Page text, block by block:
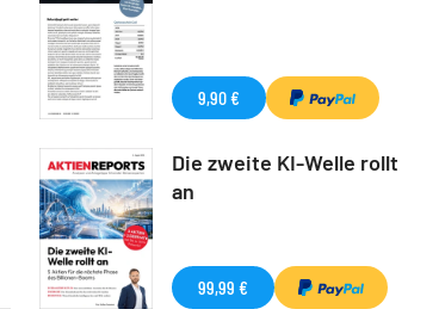
9,90 €
Die zweite KI-Welle rollt
an
99,99 €